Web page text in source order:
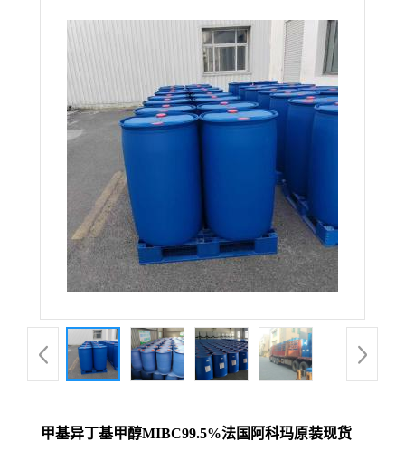
甲基异丁基甲醇MIBC99.5%法国阿科玛原装现货